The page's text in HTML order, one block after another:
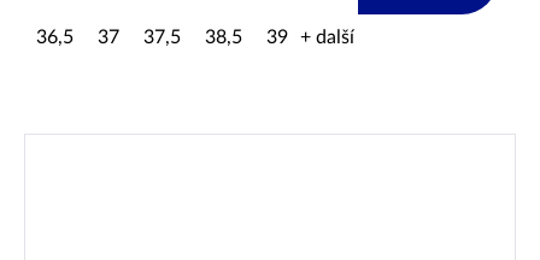
36,5 37 37,5 38,5 39 + další